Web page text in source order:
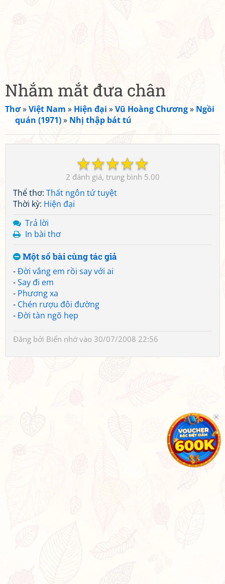
Nhắm mắt đưa chân
Thơ»Việt Nam » Hiện đại »Vũ Hoàng Chương» Ngồi
quán (1971)» Nhị thập bát tú
☆
☆
☆
☆
☆
2 5.00
Thể thơ: Thất ngôn tứ tuyệt
Thời kỳ: Hiện đại
Trả lời
In bài thơ
Một số bài cùng tác giả
-Đời vắng em rồi say với ai
-Say đi em
- Phương xa
- Chén rượu đôi đường
-Đời tàn ngõ hẹp
Đăng bởi Biển nhớvào 30/07/2008 22:56